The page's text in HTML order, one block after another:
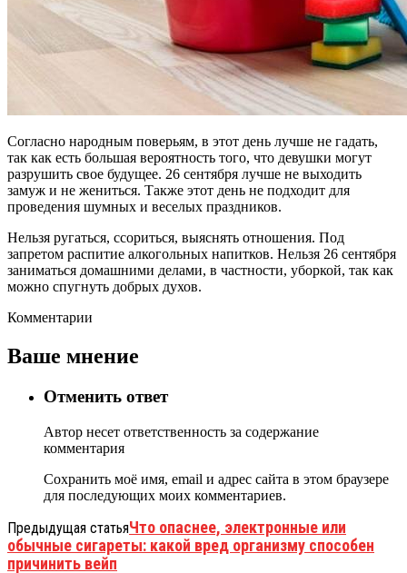
Согласно народным поверьям, в этот день лучше не гадать,
так как есть большая вероятность того, что девушки могут
разрушить свое будущее. 26 сентября лучше не выходить
замуж и не жениться. Также этот день не подходит для
проведения шумных и веселых праздников.
Нельзя ругаться, ссориться, выяснять отношения. Под
запретом распитие алкогольных напитков. Нельзя 26 сентября
заниматься домашними делами, в частности, уборкой, так как
можно спугнуть добрых духов.
Комментарии
Ваше мнение
Отменить ответ
Автор несет ответственность за содержание
комментария
Сохранить моё имя, email и адрес сайта в этом браузере
для последующих моих комментариев.
Предыдущая статьяЧто опаснее, электронные или
обычные сигареты: какой вред организму способен
причинить вейп